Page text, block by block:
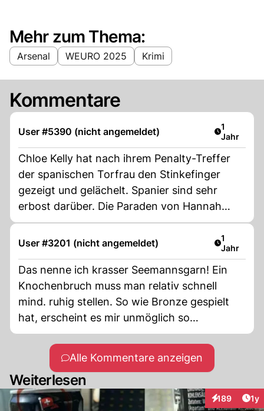
Mehr zum Thema:
Arsenal WEURO 2025 Krimi
Kommentare
User #5390 (nicht angemeldet) Artikel
1
Jahr
Chloe Kelly hat nach ihrem Penalty-Treffer
der spanischen Torfrau den Stinkefinger
gezeigt und gelächelt. Spanier sind sehr
erbost darüber. Die Paraden von Hannah
Hampton waren sehr gut.
User #3201 (nicht angemeldet) Artikel
1
Jahr
Das nenne ich krasser Seemannsgarn! Ein
Knochenbruch muss man relativ schnell
mind. ruhig stellen. So wie Bronze gespielt
hat, erscheint es mir unmöglich so
performen zu können wie sie es getan hat.
Die müsste ja wie ein Pferd sediert worden
sein. Was sich wiederum auf die
Leistungsfähig hätte auswirken müssen. Also
come on, es gibt bessere Scherze!
Alle Kommentare anzeigen
Weiterlesen
189
Interaktionen
1y